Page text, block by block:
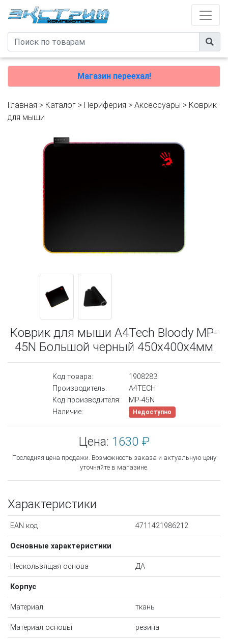
Магазин переехал!
Главная > Каталог > Периферия > Аксессуары > Коврик
для мыши
Коврик для мыши A4Tech Bloody MP-
45N Большой черный 450x400x4мм
Код товара:
1908283
Производитель:
A4TECH
Код производителя:
MP-45N
Наличие:
Недоступно
Цена: 1630 ₽
Последняя цена продажи. Возможность заказа и актуальную цену
уточняйте в магазине.
Характеристики
EAN код 4711421986212
Основные характеристики
Нескользящая основа ДА
Корпус
Материал ткань
Материал основы резина